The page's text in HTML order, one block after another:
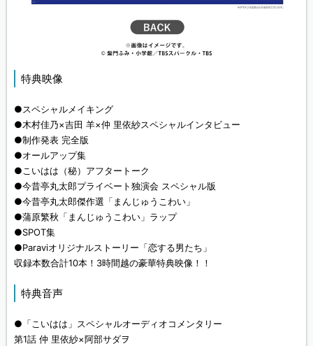
特典映像
●スペシャルメイキング
●木村佳乃×吉田 羊×仲 里依紗スペシャルインタビュー
●制作発表 完全版
●オールアップ集
●こいはは（秘）アフタートーク
●今昔亭丸太郎プライベート独演会 スペシャル版
●今昔亭丸太郎傑作選「まんじゅうこわい」
●蒲原繁秋「まんじゅうこわい」ラップ
●SPOT集
●Paraviオリジナルストーリー「恋する男たち」
収録本数合計10本！3時間越の豪華特典映像！！
特典音声
●「こいはは」スペシャルオーディオコメンタリー
第1話 仲 里依紗×阿部サダヲ